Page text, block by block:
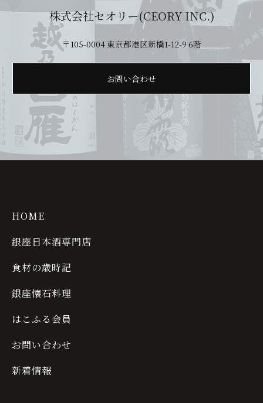
株式会社セオリー(CEORY INC.)
〒105-0004 東京都港区新橋1-12-9 6階
お問い合わせ
HOME
銀座日本酒専門店
食材の歳時記
銀座懐石料理
はこふる会員
お問い合わせ
新着情報